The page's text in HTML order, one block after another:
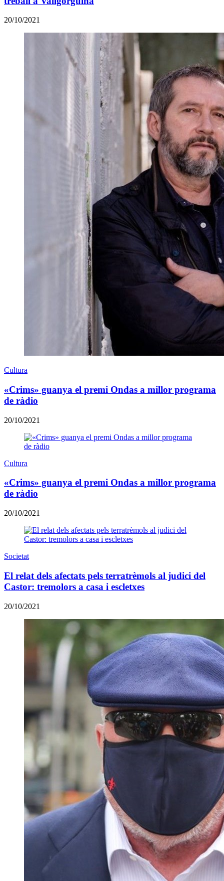
20/10/2021
Cultura
«Crims» guanya el premi Ondas a millor programa
de ràdio
20/10/2021
Cultura
«Crims» guanya el premi Ondas a millor programa
de ràdio
20/10/2021
Societat
El relat dels afectats pels terratrèmols al judici del
Castor: tremolors a casa i escletxes
20/10/2021